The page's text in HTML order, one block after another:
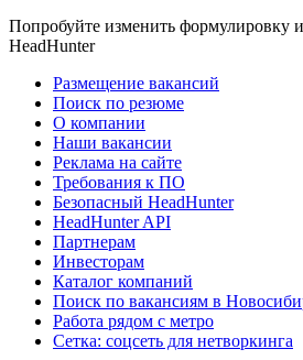
Попробуйте изменить формулировку
HeadHunter
Размещение вакансий
Поиск по резюме
О компании
Наши вакансии
Реклама на сайте
Требования к ПО
Безопасный HeadHunter
HeadHunter API
Партнерам
Инвесторам
Каталог компаний
Поиск по вакансиям в
Работа рядом с метро
Сетка: соцсеть для нетворкинга